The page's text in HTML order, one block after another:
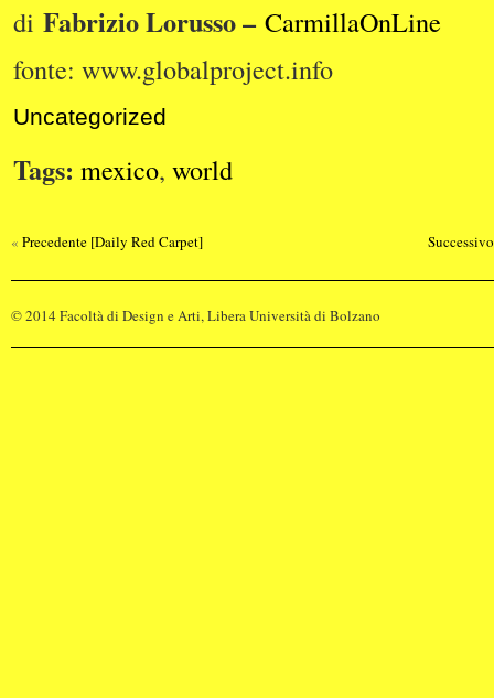
di Fabrizio Lorusso – CarmillaOnLine
fonte: www.globalproject.info
Uncategorized
Tags: mexico, world
« Precedente [Daily Red Carpet]
© 2014 Facoltà di Design e Arti, Libera Università di Bolzano